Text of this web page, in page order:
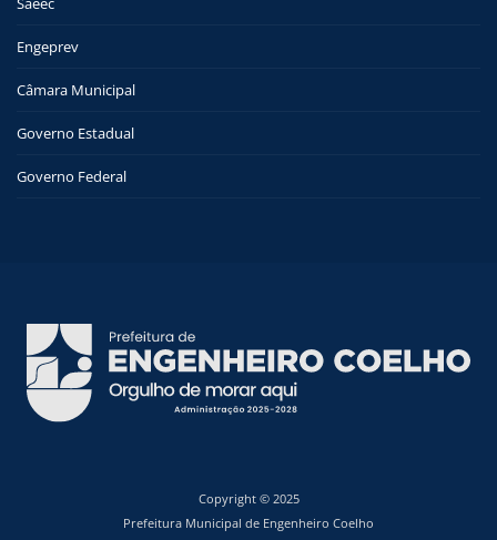
Engeprev
Câmara Municipal
Governo Estadual
Governo Federal
Copyright © 2025
Prefeitura Municipal de Engenheiro Coelho